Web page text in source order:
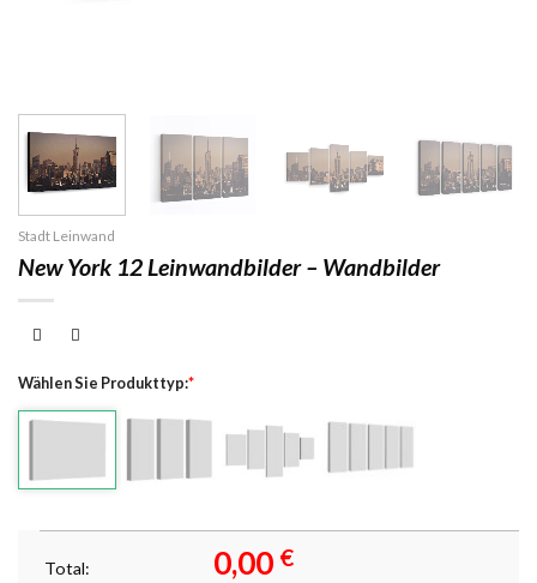
Stadt Leinwand
New York 12 Leinwandbilder – Wandbilder
Wählen Sie Produkttyp:*
Total: 0,00 €